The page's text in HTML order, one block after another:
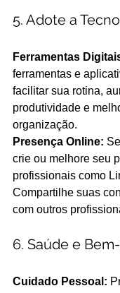
5. Adote a
Ferramentas
ferramentas e
facilitar sua rotina,
produtividade e
organização.
Presença Online:
crie ou melhore seu
profissionais como
Compartilhe suas
com outros
6. Saúde e
Cuidado Pessoal: